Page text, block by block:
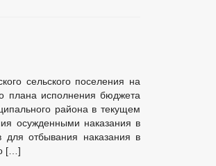
сельского поселения на
плана исполнения бюджета
района в текущем
осужденными наказания в
для отбывания наказания в
[…]